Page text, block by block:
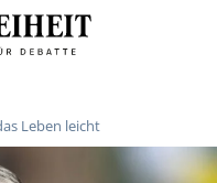
Leben leicht